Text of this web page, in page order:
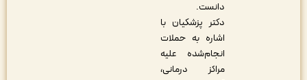
دکتر پزشکیان با
اشاره به حملات
انجام‌شده علیه
مراکز درمانی،